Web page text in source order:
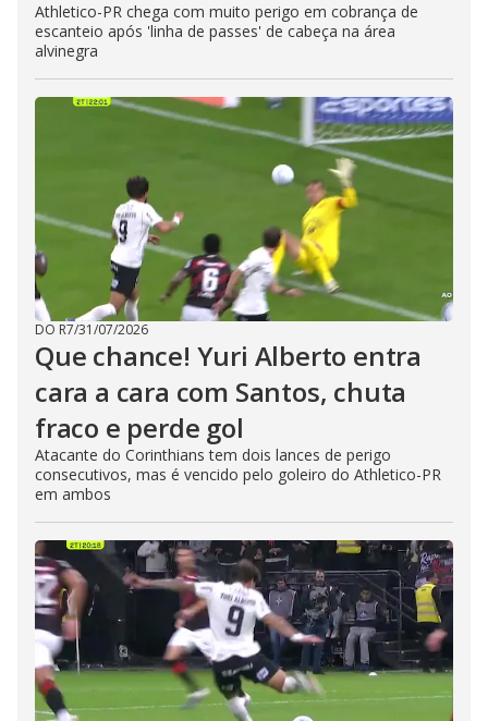
Athletico-PR chega com muito perigo em cobrança de
escanteio após 'linha de passes' de cabeça na área
alvinegra
DO R7/31/07/2026
Que chance! Yuri Alberto entra
cara a cara com Santos, chuta
fraco e perde gol
Atacante do Corinthians tem dois lances de perigo
consecutivos, mas é vencido pelo goleiro do Athletico-PR
em ambos